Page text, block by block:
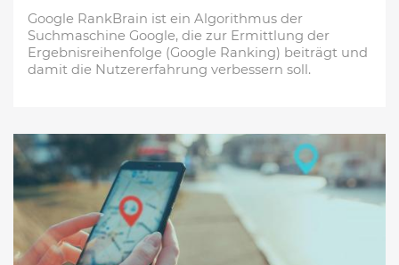
Google RankBrain ist ein Algorithmus der
Suchmaschine Google, die zur Ermittlung der
Ergebnisreihenfolge (Google Ranking) beiträgt und
damit die Nutzererfahrung verbessern soll.